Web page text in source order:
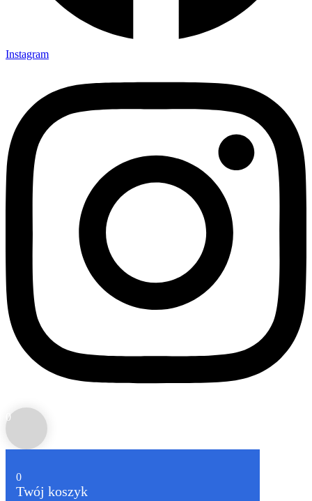
Instagram
0
0
Twój koszyk